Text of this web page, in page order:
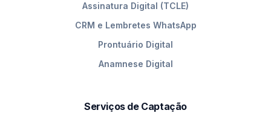
Assinatura Digital (TCLE)
CRM e Lembretes WhatsApp
Prontuário Digital
Anamnese Digital
Serviços de Captação